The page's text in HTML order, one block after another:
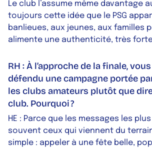
Le club l’assume même davantage
toujours cette idée que le PSG
banlieues, aux jeunes, aux familles
alimente une authenticité, très
RH : À l’approche de la finale,
défendu une campagne portée
les clubs amateurs plutôt que
club. Pourquoi ?
HE : Parce que les messages les
souvent ceux qui viennent du
simple : appeler à une fête belle,